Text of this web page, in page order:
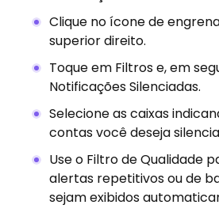
Clique no ícone de
superior direito.
Toque em Filtros e, em
Notificações Silenciadas.
Selecione as caixas
contas você deseja
Use o Filtro de Qualidade
alertas repetitivos ou de
sejam exibidos